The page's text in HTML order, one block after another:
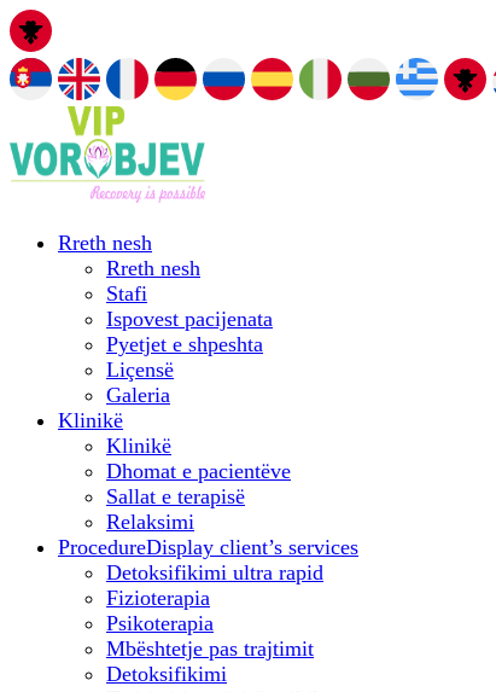
Rreth nesh
Rreth nesh
Stafi
Ispovest pacijenata
Pyetjet e shpeshta
Liçensë
Galeria
Klinikë
Klinikë
Dhomat e pacientëve
Sallat e terapisë
Relaksimi
ProcedureDisplay client’s services
Detoksifikimi ultra rapid
Fizioterapia
Psikoterapia
Mbështetje pas trajtimit
Detoksifikimi